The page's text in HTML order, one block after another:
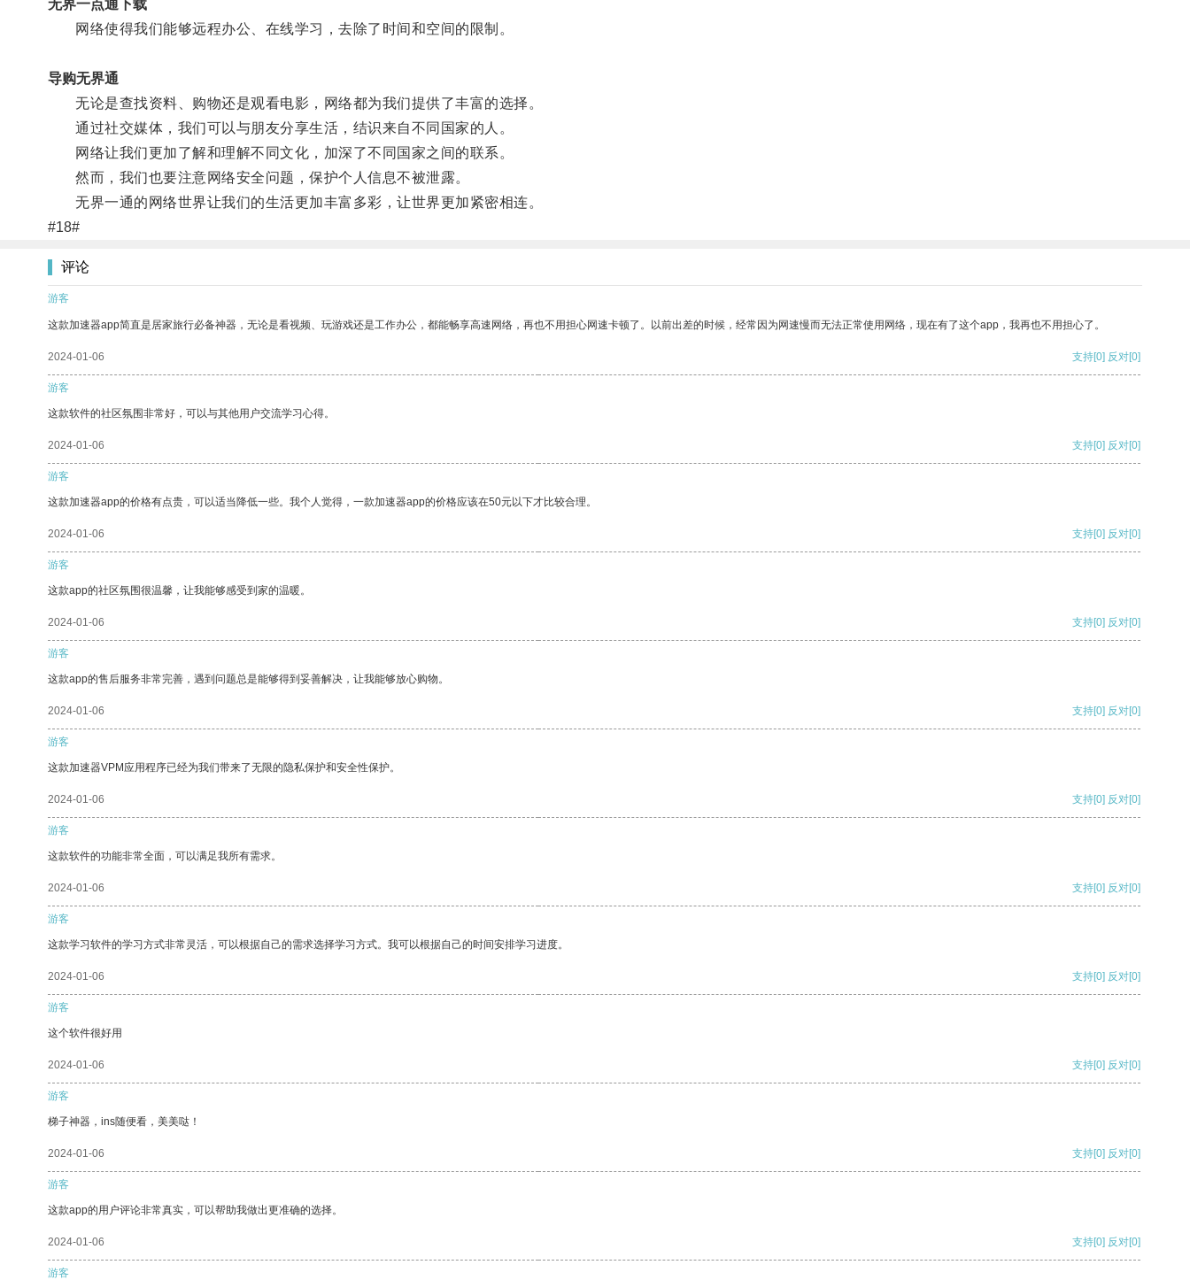
无界一点通下载
网络使得我们能够远程办公、在线学习，去除了时间和空间的限制。
导购无界通
无论是查找资料、购物还是观看电影，网络都为我们提供了丰富的选择。
通过社交媒体，我们可以与朋友分享生活，结识来自不同国家的人。
网络让我们更加了解和理解不同文化，加深了不同国家之间的联系。
然而，我们也要注意网络安全问题，保护个人信息不被泄露。
无界一通的网络世界让我们的生活更加丰富多彩，让世界更加紧密相连。
#18#
评论
游客
这款加速器app简直是居家旅行必备神器，无论是看视频、玩游戏还是工作办公，都能畅享高速网络，再也不用担心网速卡顿了。以前出差的时候，经常因为网速慢而无法正常使用网络，现在有了这个app，我再也不用担心了。
2024-01-06 支持[0] 反对[0]
游客
这款软件的社区氛围非常好，可以与其他用户交流学习心得。
2024-01-06 支持[0] 反对[0]
游客
这款加速器app的价格有点贵，可以适当降低一些。我个人觉得，一款加速器app的价格应该在50元以下才比较合理。
2024-01-06 支持[0] 反对[0]
游客
这款app的社区氛围很温馨，让我能够感受到家的温暖。
2024-01-06 支持[0] 反对[0]
游客
这款app的售后服务非常完善，遇到问题总是能够得到妥善解决，让我能够放心购物。
2024-01-06 支持[0] 反对[0]
游客
这款加速器VPM应用程序已经为我们带来了无限的隐私保护和安全性保护。
2024-01-06 支持[0] 反对[0]
游客
这款软件的功能非常全面，可以满足我所有需求。
2024-01-06 支持[0] 反对[0]
游客
这款学习软件的学习方式非常灵活，可以根据自己的需求选择学习方式。我可以根据自己的时间安排学习进度。
2024-01-06 支持[0] 反对[0]
游客
这个软件很好用
2024-01-06 支持[0] 反对[0]
游客
梯子神器，ins随便看，美美哒！
2024-01-06 支持[0] 反对[0]
游客
这款app的用户评论非常真实，可以帮助我做出更准确的选择。
2024-01-06 支持[0] 反对[0]
游客